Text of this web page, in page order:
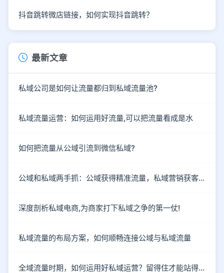
抖音跳转微店链接，如何实现抖音跳转？
最新文章
私域公司是如何让流量都归到私域流量池?
私域流量运营：如何运用好流量,可以把流量看成是水
如何把流量从公域引流到微信私域?
公域和私域两手抓：公域获得精准流量，私域营销获客成单
深度剖析私域电商,为商家打下私域之争的第一仗!
私域流量的布局方案，如何顺畅连接公域与私域流量
全域流量时期，如何运用好私域运营？留得住才能站得住！